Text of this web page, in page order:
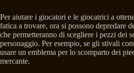
Per aiutare i giocatori e le giocatrici a
fatica a trovare, ora si possono depredare
che permetteranno di scegliere i pezzi dei
personaggio. Per esempio, se gli stivali
usare un emblema per lo scomparto dei
mercante.